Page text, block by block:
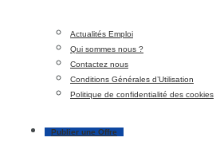
Actualités Emploi
Qui sommes nous ?
Contactez nous
Conditions Générales d’Utilisation
Politique de confidentialité des cookies
Publier une Offre